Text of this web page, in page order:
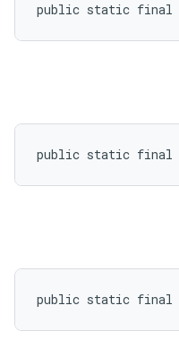
public static final
public static final
public static final